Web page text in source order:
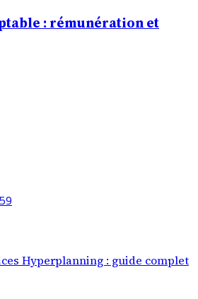
: rémunération et
Hyperplanning : guide complet